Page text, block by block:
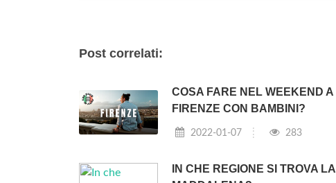
Post correlati:
COSA FARE NEL WEEKEND A
FIRENZE CON BAMBINI?
2022-01-07 283
IN CHE REGIONE SI TROVA LA